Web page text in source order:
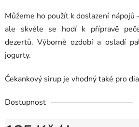
Můžeme ho použít k doslazení nápojů
ale skvěle se hodí k přípravě
dezertů. Výborně ozdobí a osladí
jogurty.
Čekankový sirup je vhodný také pro
Dostupnost